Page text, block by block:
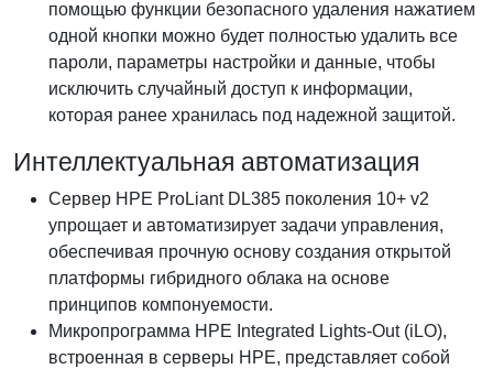
помощью функции безопасного удаления нажатием
одной кнопки можно будет полностью удалить все
пароли, параметры настройки и данные, чтобы
исключить случайный доступ к информации,
которая ранее хранилась под надежной защитой.
Интеллектуальная автоматизация
Сервер HPE ProLiant DL385 поколения 10+ v2
упрощает и автоматизирует задачи управления,
обеспечивая прочную основу создания открытой
платформы гибридного облака на основе
принципов компонуемости.
Микропрограмма HPE Integrated Lights-Out (iLO),
встроенная в серверы HPE, представляет собой